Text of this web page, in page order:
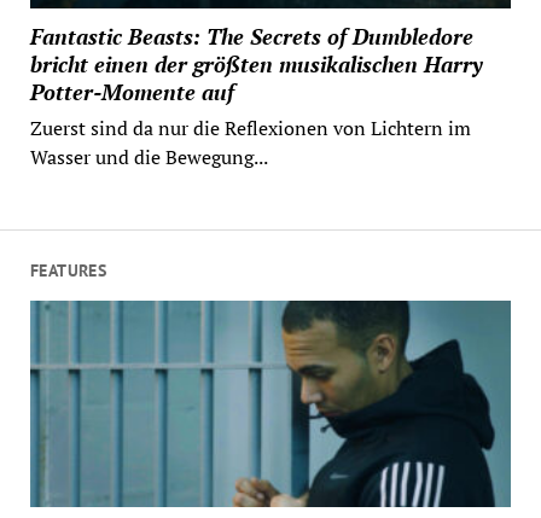
Fantastic Beasts: The Secrets of Dumbledore
bricht einen der größten musikalischen Harry
Potter-Momente auf
Zuerst sind da nur die Reflexionen von Lichtern im
Wasser und die Bewegung...
FEATURES